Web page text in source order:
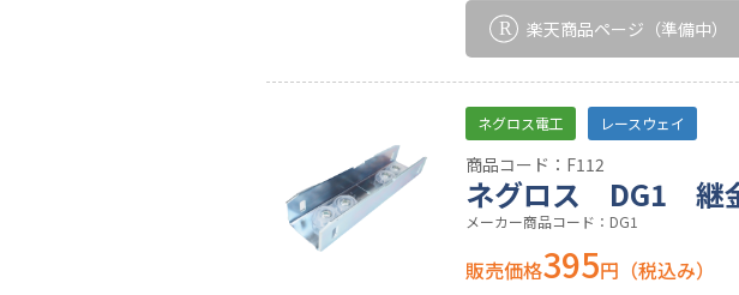
楽天商品ページ （準備中）
ネグロス電工 レースウェイ
商品コード：F112
ネグロス DG1 継
メーカー商品コード：DG1
販売価格395円（税込み）